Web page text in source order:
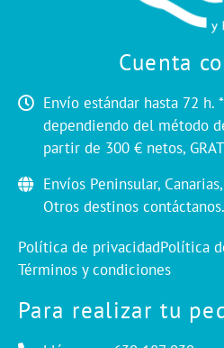
Cuenta
Envío estándar hasta 72 h.
dependiendo del método
partir de 300 € netos,
Envíos Peninsular,
Otros destinos contáctanos.
Política de privacidadPolítica
Términos y condiciones
Para realizar tu